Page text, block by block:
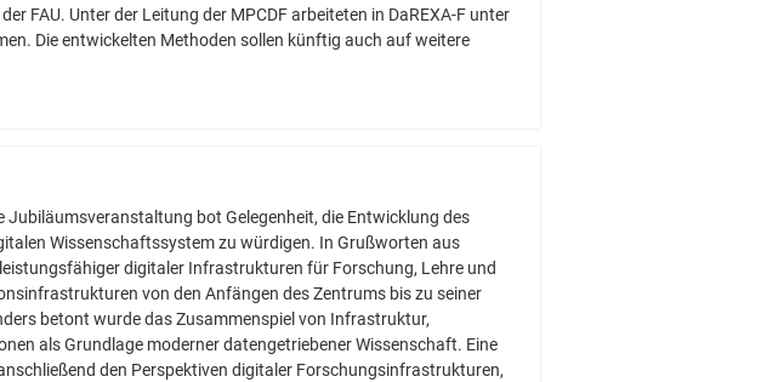
FAU. Unter der Leitung der MPCDF arbeiteten in DaREXA-F unter
Die entwickelten Methoden sollen künftig auch auf weitere
Jubiläumsveranstaltung bot Gelegenheit, die Entwicklung des
Wissenschaftssystem zu würdigen. In Grußworten aus
digitaler Infrastrukturen für Forschung, Lehre und
von den Anfängen des Zentrums bis zu seiner
betont wurde das Zusammenspiel von Infrastruktur,
als Grundlage moderner datengetriebener Wissenschaft. Eine
den Perspektiven digitaler Forschungsinfrastrukturen,